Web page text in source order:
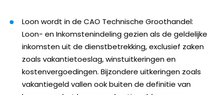
Loon wordt in de CAO Technische Groothandel:
Loon- en Inkomstenindeling gezien als de geldelijke
inkomsten uit de dienstbetrekking, exclusief zaken
zoals vakantietoeslag, winstuitkeringen en
kostenvergoedingen. Bijzondere uitkeringen zoals
vakantiegeld vallen ook buiten de definitie van